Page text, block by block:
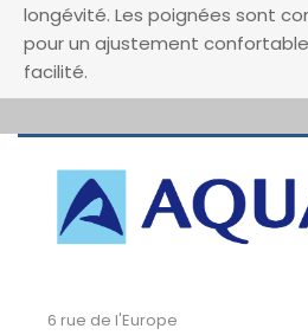
longévité. Les poignées sont
pour un ajustement
facilité.
6 rue de l'Europe